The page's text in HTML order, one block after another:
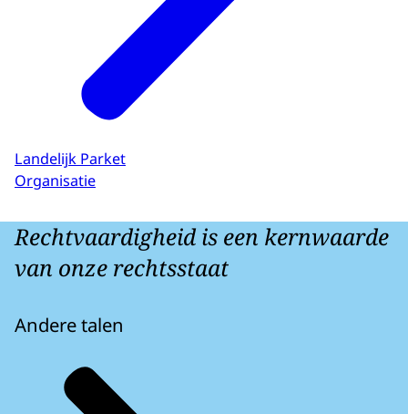
Landelijk Parket
Organisatie
Rechtvaardigheid is een kernwaarde
van onze rechtsstaat
Andere talen